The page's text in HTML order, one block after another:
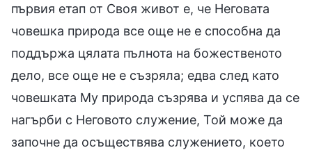
първия етап от Своя живот е, че Неговата
човешка природа все още не е способна да
поддържа цялата пълнота на божественото
дело, все още не е съзряла; едва след като
човешката Му природа съзрява и успява да се
нагърби с Неговото служение, Той може да
започне да осъществява служението, което